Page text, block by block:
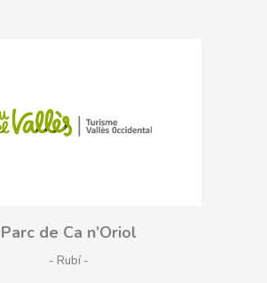
Parc de Ca n’Oriol
- Rubí